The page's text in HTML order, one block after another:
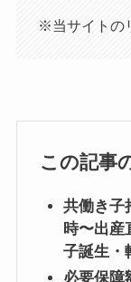
※当サイトの
この記事
共働き子
時〜出産
子誕生・
必要保障